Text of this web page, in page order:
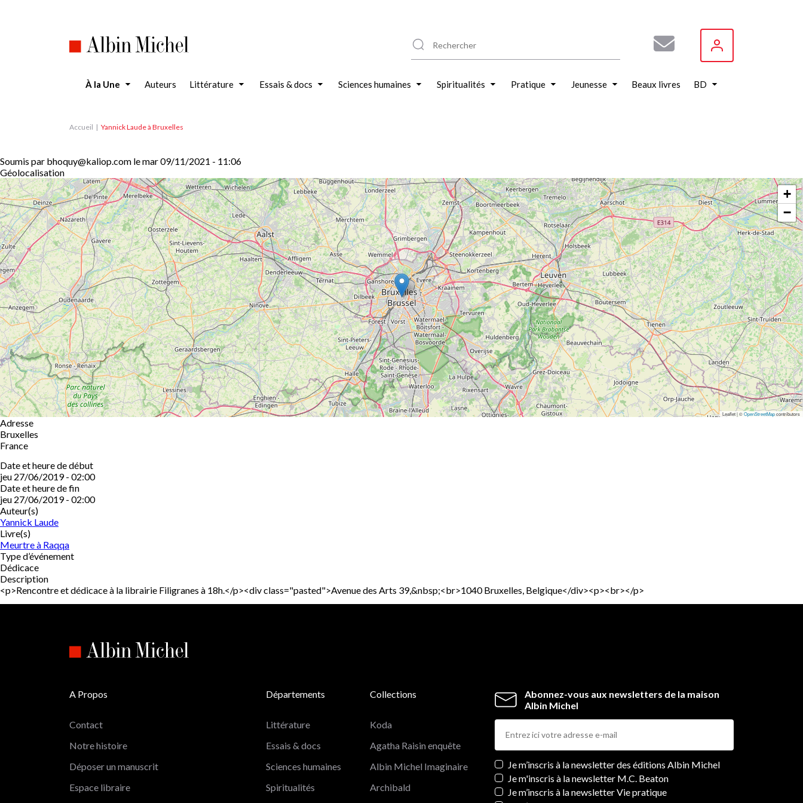
À la Une Auteurs Littérature Essais & docs Sciences humaines Spiritualités Pratique Jeunesse Beaux livres BD
Accueil Yannick Laude à Bruxelles
Soumis par bhoquy@kaliop.com lemar 09/11/2021 - 11:06
Géolocalisation
+
−
Leaflet | ©OpenStreetMapcontributors
Adresse
Bruxelles
France
Date et heure de début
jeu 27/06/2019 - 02:00
Date et heure de fin
jeu 27/06/2019 - 02:00
Auteur(s)
Yannick Laude
Livre(s)
Meurtre à Raqqa
Type d’événement
Dédicace
Description
<p>Rencontre et dédicace à la librairie Filigranes à 18h.</p><div class="pasted">Avenue des Arts 39,&nbsp;<br>1040 Bruxelles, Belgique</div><p><br></p>
Abonnez-vous aux newsletters de la maison
Albin Michel
Newsletters
Je m’inscris à la newsletter des éditions Albin Michel
Je m'inscris à la newsletter M.C. Beaton
Je m’inscris à la newsletter Vie pratique
A Propos
Contact
Notre histoire
Déposer un manuscrit
Espace libraire
Départements
Littérature
Essais & docs
Sciences humaines
Spiritualités
Collections
Koda
Agatha Raisin enquête
Albin Michel Imaginaire
Archibald